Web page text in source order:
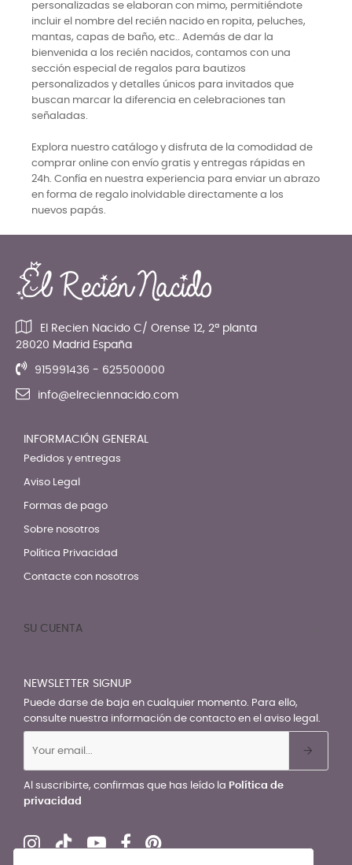
personalizadas se elaboran con mimo, permitiéndote
incluir el nombre del recién nacido en ropita, peluches,
mantas, capas de baño, etc.. Además de dar la
bienvenida a los recién nacidos, contamos con una
sección especial de regalos para bautizos
personalizados y detalles únicos para invitados que
buscan marcar la diferencia en celebraciones tan
señaladas.
Explora nuestro catálogo y disfruta de la comodidad de
comprar online con envío gratis y entregas rápidas en
24h. Confía en nuestra experiencia para enviar un abrazo
en forma de regalo inolvidable directamente a los
nuevos papás.
El Recien Nacido C/ Orense 12, 2ª planta
28020 Madrid España
915991436 - 625500000
info@elreciennacido.com
INFORMACIÓN GENERAL
Pedidos y entregas
Aviso Legal
Formas de pago
Sobre nosotros
Política Privacidad
Contacte con nosotros
SU CUENTA
NEWSLETTER SIGNUP
Puede darse de baja en cualquier momento. Para ello,
consulte nuestra información de contacto en el aviso legal.
Al suscribirte, confirmas que has leído la Política de
privacidad